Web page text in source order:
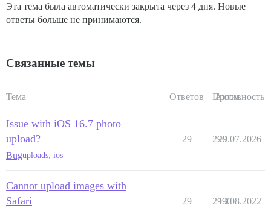
Эта тема была автоматически закрыта через 4 дня. Новые
ответы больше не принимаются.
Связанные темы
Тема Ответов Просм.
Активность
Issue with iOS 16.7 photo
upload?
Buguploads, ios
29 290
29.07.2026
Cannot upload images with
Safari
29 2990
13.08.2022